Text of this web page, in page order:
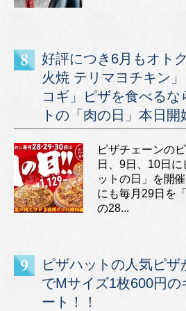
好評につき6月もオト
火焼 テリマヨチキン
コギ」ピザを食べるな
トの「肉の日」本日開
ピザチェーンの
日、9日、10日
ットの日」を開
にも毎月29日を
の28...
ピザハットの人気ピザ
でMサイズ1枚600円の
ート！！